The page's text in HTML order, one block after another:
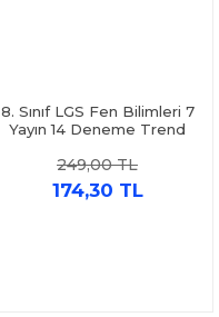
8. Sınıf LGS Fen Bilimleri 7
Yayın 14 Deneme Trend
249,00 TL
174,30 TL